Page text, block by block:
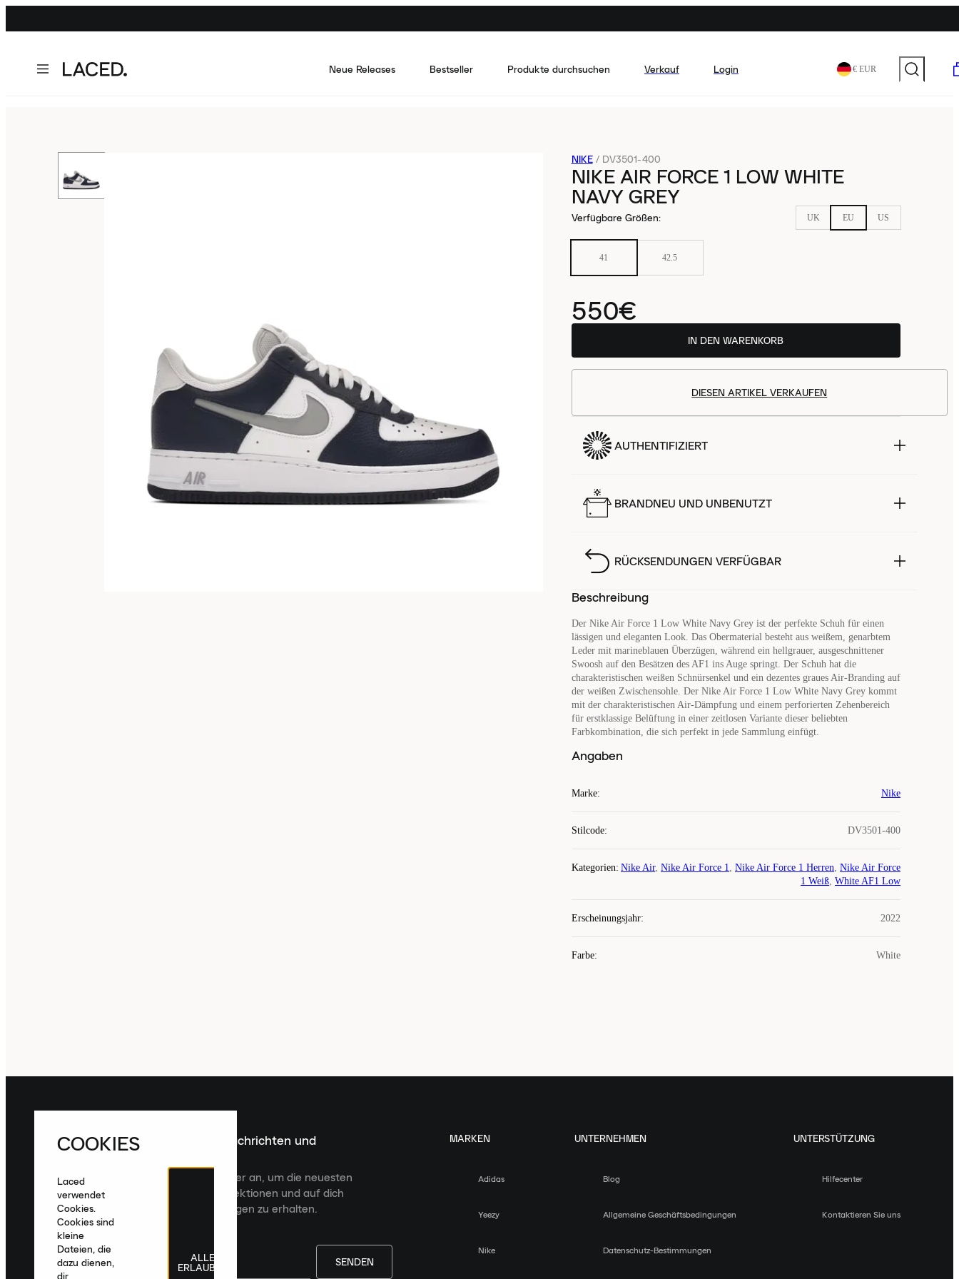
Neue Releases Bestseller Produkte durchsuchen Verkauf Login € EUR
NIKE / DV3501-400
NIKE AIR FORCE 1 LOW WHITE
NAVY GREY
Verfügbare Größen: UK EU US
41 42.5
550€
IN DEN WARENKORB
DIESEN ARTIKEL VERKAUFEN
AUTHENTIFIZIERT
BRANDNEU UND UNBENUTZT
RÜCKSENDUNGEN VERFÜGBAR
Beschreibung
Der Nike Air Force 1 Low White Navy Grey ist der perfekte Schuh für einen
lässigen und eleganten Look. Das Obermaterial besteht aus weißem, genarbtem
Leder mit marineblauen Überzügen, während ein hellgrauer, ausgeschnittener
Swoosh auf den Besätzen des AF1 ins Auge springt. Der Schuh hat die
charakteristischen weißen Schnürsenkel und ein dezentes graues Air-Branding auf
der weißen Zwischensohle. Der Nike Air Force 1 Low White Navy Grey kommt
mit der charakteristischen Air-Dämpfung und einem perforierten Zehenbereich
für erstklassige Belüftung in einer zeitlosen Variante dieser beliebten
Farbkombination, die sich perfekt in jede Sammlung einfügt.
Angaben
Marke: Nike
Stilcode: DV3501-400
Kategorien: Nike Air, Nike Air Force 1, Nike Air Force 1 Herren, Nike Air Force
1 Weiß, White AF1 Low
Erscheinungsjahr: 2022
Farbe: White
Melde dich für die neuesten Nachrichten und
Veröffentlichungen an
Melde dich für den Laced Newsletter an, um die neuesten
Veröffentlichungen, kuratierte Kollektionen und auf dich
zugeschnittene Produktempfehlungen zu erhalten.
SENDEN
MARKEN
Adidas
Yeezy
Nike
UNTERNEHMEN
Blog
Allgemeine Geschäftsbedingungen
Datenschutz-Bestimmungen
UNTERSTÜTZUNG
Hilfecenter
Kontaktieren Sie uns
COOKIES
Laced
verwendet
Cookies.
Cookies sind
kleine
Dateien, die
dazu dienen,
dir
ALLE
ERLAUBEN